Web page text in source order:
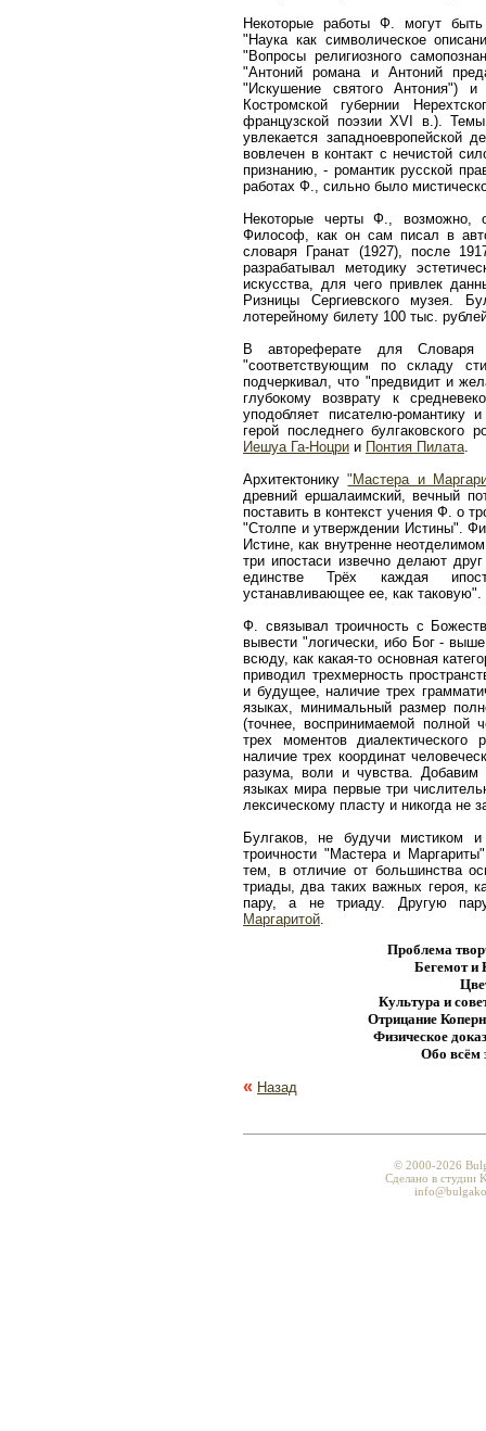
Некоторые работы Ф. могут
"Наука как символическое
"Вопросы религиозного
"Антоний романа и Антоний
"Искушение святого Антония")
Костромской губернии
французской поэзии XVI в.).
увлекается западноевропейской
вовлечен в контакт с нечистой
признанию, - романтик русской
работах Ф., сильно было
Некоторые черты Ф., возможно,
Философ, как он сам писал в
словаря Гранат (1927), после
разрабатывал методику
искусства, для чего привлек
Ризницы Сергиевского музея.
лотерейному билету 100 тыс.
В автореферате для Словаря
"соответствующим по складу
подчеркивал, что "предвидит и
глубокому возврату к
уподобляет писателю-
герой последнего
Иешуа Га-Ноцри и Понтия Пилата
Архитектонику"Мастера и
древний ершалаимский, вечный
поставить в контекст учения Ф. о
"Столпе и утверждении Истины".
Истине, как внутренне
три ипостаси извечно делают
единстве Трёх каждая
устанавливающее ее, как таковую".
Ф. связывал троичность с
вывести "логически, ибо Бог -
всюду, как какая-то основная
приводил трехмерность
и будущее, наличие трех
языках, минимальный размер
(точнее, воспринимаемой полной
трех моментов диалектического
наличие трех координат
разума, воли и чувства. Добавим
языках мира первые три
лексическому пласту и никогда не
Булгаков, не будучи мистиком
троичности "Мастера и
тем, в отличие от большинства
триады, два таких важных героя,
пару, а не триаду. Другую
Маргаритой
Проблема
Бегемот и
Культура и
Отрицание
Физическое
Обо всём
« Назад
© 2000-2026
Сделано в студии